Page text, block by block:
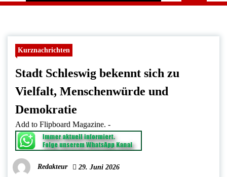
Kurznachrichten
Stadt Schleswig bekennt sich zu
Vielfalt, Menschenwürde und
Demokratie
Add to Flipboard Magazine. -
Redakteur 29. Juni 2026